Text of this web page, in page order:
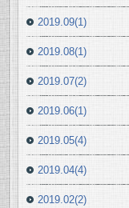
2019.09(1)
2019.08(1)
2019.07(2)
2019.06(1)
2019.05(4)
2019.04(4)
2019.02(2)